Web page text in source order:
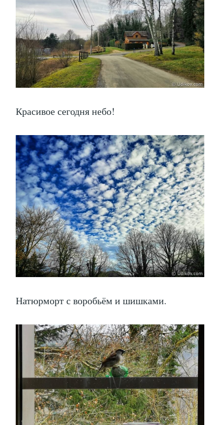
Красивое сегодня небо!
Натюрморт с воробьём и шишками.